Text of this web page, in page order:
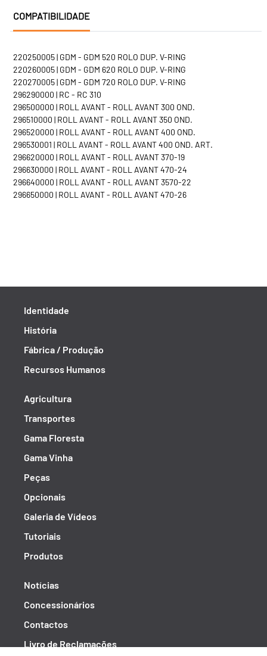
COMPATIBILIDADE
220250005 | GDM - GDM 520 ROLO DUP. V-RING
220260005 | GDM - GDM 620 ROLO DUP. V-RING
220270005 | GDM - GDM 720 ROLO DUP. V-RING
296290000 | RC - RC 310
296500000 | ROLL AVANT - ROLL AVANT 300 OND.
296510000 | ROLL AVANT - ROLL AVANT 350 OND.
296520000 | ROLL AVANT - ROLL AVANT 400 OND.
296530001 | ROLL AVANT - ROLL AVANT 400 OND. ART.
296620000 | ROLL AVANT - ROLL AVANT 370-19
296630000 | ROLL AVANT - ROLL AVANT 470-24
296640000 | ROLL AVANT - ROLL AVANT 3570-22
296650000 | ROLL AVANT - ROLL AVANT 470-26
Identidade
História
Fábrica / Produção
Recursos Humanos
Agricultura
Transportes
Gama Floresta
Gama Vinha
Peças
Opcionais
Galeria de Vídeos
Tutoriais
Produtos
Notícias
Concessionários
Contactos
Livro de Reclamações